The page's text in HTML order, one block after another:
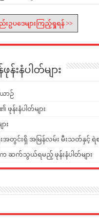
ည်းဥပဒေများကြည့်ရှုရန် >>
နံပါတ်များ
ာဉ်
ဖုန်းနံပါတ်များ
ား
တွင်းရှိ အမြန်လမ်း မီးသတ်နှင့် ရဲစခ
က ဆက်သွယ်ရမည့် ဖုန်းနံပါတ်များ